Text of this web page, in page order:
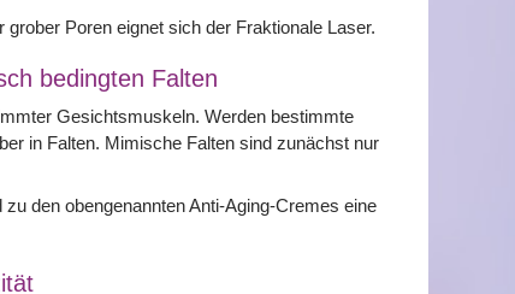
Poren eignet sich der Fraktionale Laser.
bedingten Falten
Gesichtsmuskeln. Werden bestimmte
in Falten. Mimische Falten sind zunächst nur
den obengenannten Anti-Aging-Cremes eine